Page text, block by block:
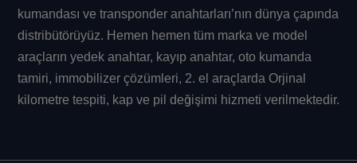
kumandası ve transponder anahtarları’nın dünya çapında
distribütörüyüz. Hemen hemen tüm marka ve model
araçların yedek anahtar, kayıp anahtar, oto kumanda
tamiri, immobilizer çözümleri, 2. el araçlarda Orjinal
kilometre tespiti, kap ve pil değişimi hizmeti verilmektedir.